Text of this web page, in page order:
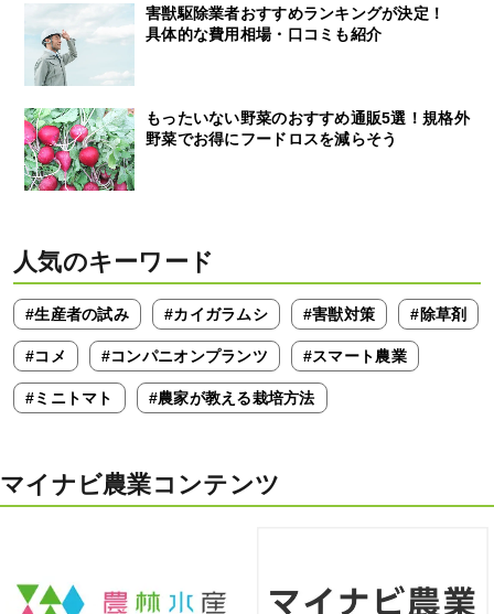
害獣駆除業者おすすめランキングが決定！
具体的な費用相場・口コミも紹介
もったいない野菜のおすすめ通販5選！規格外
野菜でお得にフードロスを減らそう
人気のキーワード
#生産者の試み #カイガラムシ #害獣対策 #除草剤
#コメ #コンパニオンプランツ #スマート農業
#ミニトマト #農家が教える栽培方法
マイナビ農業コンテンツ